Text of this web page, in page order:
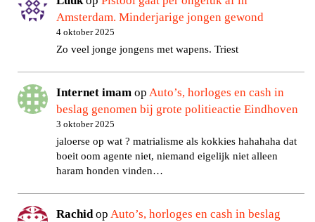
Amsterdam. Minderjarige jongen gewond
4 oktober 2025
Zo veel jonge jongens met wapens. Triest
Internet imam opAuto’s, horloges en cash in
beslag genomen bij grote politieactie Eindhoven
3 oktober 2025
jaloerse op wat ? matrialisme als kokkies hahahaha dat
boeit oom agente niet, niemand eigelijk niet alleen
haram honden vinden…
RachidopAuto’s, horloges en cash in beslag